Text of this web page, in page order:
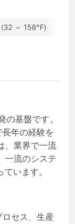
～ 158°F)
の基盤です。
年の経験を
、業界で一流
一流のシステ
います。
セス、生産